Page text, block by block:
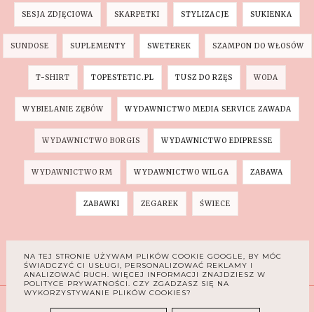
SESJA ZDJĘCIOWA SKARPETKI STYLIZACJE SUKIENKA
SUNDOSE SUPLEMENTY SWETEREK SZAMPON DO WŁOSÓW
T-SHIRT TOPESTETIC.PL TUSZ DO RZĘS WODA
WYBIELANIE ZĘBÓW WYDAWNICTWO MEDIA SERVICE ZAWADA
WYDAWNICTWO BORGIS WYDAWNICTWO EDIPRESSE
WYDAWNICTWO RM WYDAWNICTWO WILGA ZABAWA
ZABAWKI ZEGAREK ŚWIECE
INSTAGRAM
MODA, URODA, PARENTING
NA TEJ STRONIE UŻYWAM PLIKÓW COOKIE GOOGLE, BY MÓC
ŚWIADCZYĆ CI USŁUGI, PERSONALIZOWAĆ REKLAMY I
ANALIZOWAĆ RUCH. WIĘCEJ INFORMACJI ZNAJDZIESZ W
POLITYCE PRYWATNOŚCI. CZY ZGADZASZ SIĘ NA
WYKORZYSTYWANIE PLIKÓW COOKIES?